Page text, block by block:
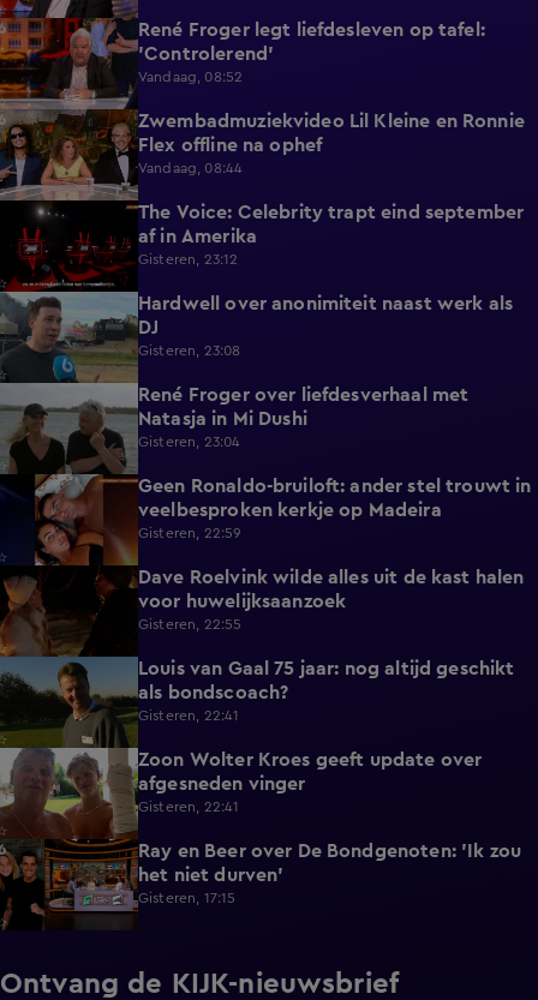
6:43
René Froger legt liefdesleven op tafel:
'Controlerend'
Vandaag, 08:52
1:32
Zwembadmuziekvideo Lil Kleine en Ronnie
Flex offline na ophef
Vandaag, 08:44
The Voice: Celebrity trapt eind september
af in Amerika
Gisteren, 23:12
1:25
Hardwell over anonimiteit naast werk als
DJ
Gisteren, 23:08
René Froger over liefdesverhaal met
Natasja in Mi Dushi
Gisteren, 23:04
1:01
Geen Ronaldo-bruiloft: ander stel trouwt in
veelbesproken kerkje op Madeira
Gisteren, 22:59
1:37
Dave Roelvink wilde alles uit de kast halen
voor huwelijksaanzoek
Gisteren, 22:55
1:16
Louis van Gaal 75 jaar: nog altijd geschikt
als bondscoach?
Gisteren, 22:41
0:59
Zoon Wolter Kroes geeft update over
afgesneden vinger
Gisteren, 22:41
1:45
Ray en Beer over De Bondgenoten: 'Ik zou
het niet durven'
Gisteren, 17:15
Ontvang de KIJK-nieuwsbrief